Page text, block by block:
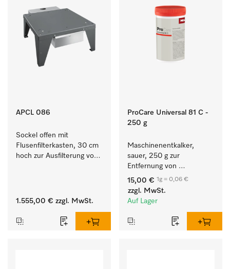
APCL 086
Sockel offen mit
Flusenfilterkasten, 30 cm
hoch zur Ausfilterung von
1.555,00 € zzgl. MwSt.
ProCare Universal 81 C -
250 g
Maschinenentkalker,
sauer, 250 g zur
Entfernung von
hartnäckigen
Kalkablagerungen.
15,00 € 1g = 0,06 €
zzgl. MwSt.
Auf Lager